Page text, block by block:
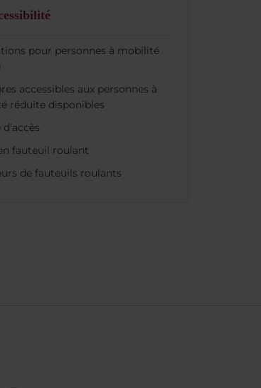
pour personnes à mobilité
accessibles aux personnes à
réduite disponibles
d'accès
fauteuil roulant
de fauteuils roulants